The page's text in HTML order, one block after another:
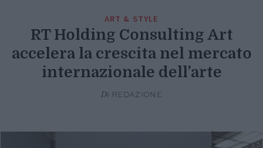
ART & STYLE
RT Holding Consulting Art
accelera la crescita nel mercato
internazionale dell’arte
Di REDAZIONE